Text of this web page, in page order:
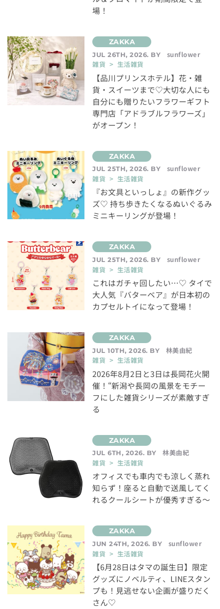
場！
JUL 26TH, 2026. BY
sunflower
雑貨 > 生活雑貨
【品川プリンスホテル】花・雑
貨・スイーツまで♡大切な人にも
自分にも贈りたいフラワーギフト
専門店「アドラブルフラワーズ」
がオープン！
JUL 25TH, 2026. BY
sunflower
雑貨 > 生活雑貨
『お文具といっしょ』の新作グッ
ズ♡ 持ち歩きたくなるぬいぐるみ
ミニキーリングが登場！
JUL 25TH, 2026. BY
sunflower
雑貨 > 生活雑貨
これはガチャ回したい…♡ タイで
大人気『バターベア』が日本初の
カプセルトイになって登場！
JUL 10TH, 2026. BY
林美由紀
雑貨 > 生活雑貨
2026年8月2日と3日は長岡花火開
催！“新潟や長岡の風景をモチー
フにした雑貨シリーズが素敵すぎ
る
JUL 6TH, 2026. BY
林美由紀
雑貨 > 生活雑貨
オフィスでも車内でも涼しく蒸れ
知らず！座ると自動で送風してく
れるクールシートが優秀すぎる～
JUN 24TH, 2026. BY
sunflower
雑貨 > 生活雑貨
【6月28日はタマの誕生日】限定
グッズにノベルティ、LINEスタン
プも！見逃せない企画が盛りだく
さん♡